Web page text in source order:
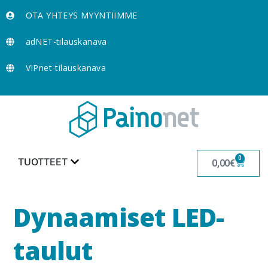
OTA YHTEYS MYYNTIIMME
adNET-tilauskanava
VIPnet-tilauskanava
TUOTTEET 0,00€ 0
Dynaamiset LED-
taulut